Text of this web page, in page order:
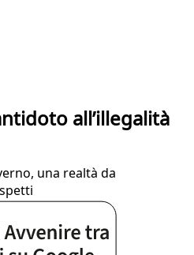
all’illegalità
una realtà da